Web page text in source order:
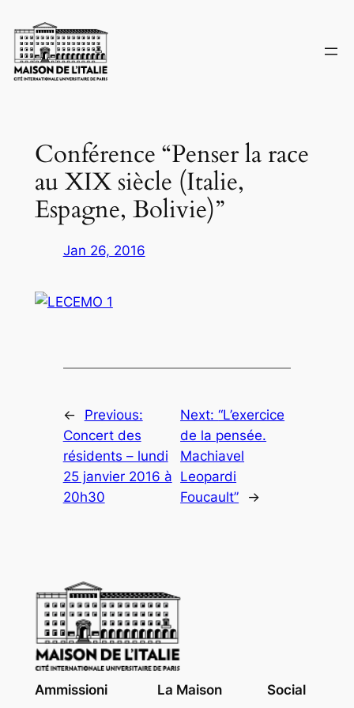
to
content
Conférence “Penser la race
au XIX siècle (Italie,
Espagne, Bolivie)”
Jan 26, 2016
←
Previous:
Concert des
résidents – lundi
25 janvier 2016 à
20h30
Next:“L’exercice
de la pensée.
Machiavel
Leopardi
Foucault”
→
Ammissioni La Maison Social